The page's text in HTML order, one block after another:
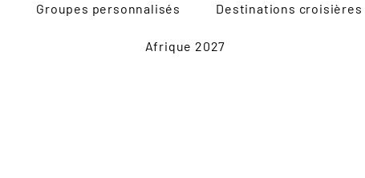
Groupes personnalisés Destinations croisières
Afrique 2027